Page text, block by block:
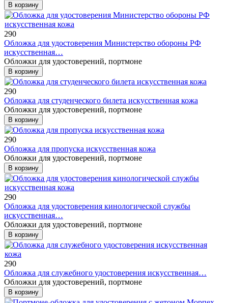
В корзину
290
Обложка для удостоверения Министерство обороны РФ
искусственная…
Обложки для удостоверений, портмоне
В корзину
290
Обложка для студенческого билета искусственная кожа
Обложки для удостоверений, портмоне
В корзину
290
Обложка для пропуска искусственная кожа
Обложки для удостоверений, портмоне
В корзину
290
Обложка для удостоверения кинологической службы
искусственная…
Обложки для удостоверений, портмоне
В корзину
290
Обложка для служебного удостоверения искусственная…
Обложки для удостоверений, портмоне
В корзину